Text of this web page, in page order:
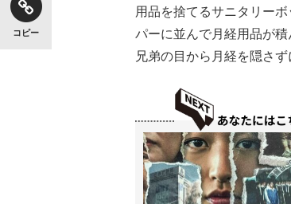
「目標達成できなかったから
コピー
用品を捨てるサニタリー
パーに並んで月経用品が
兄弟の目から月経を隠さ